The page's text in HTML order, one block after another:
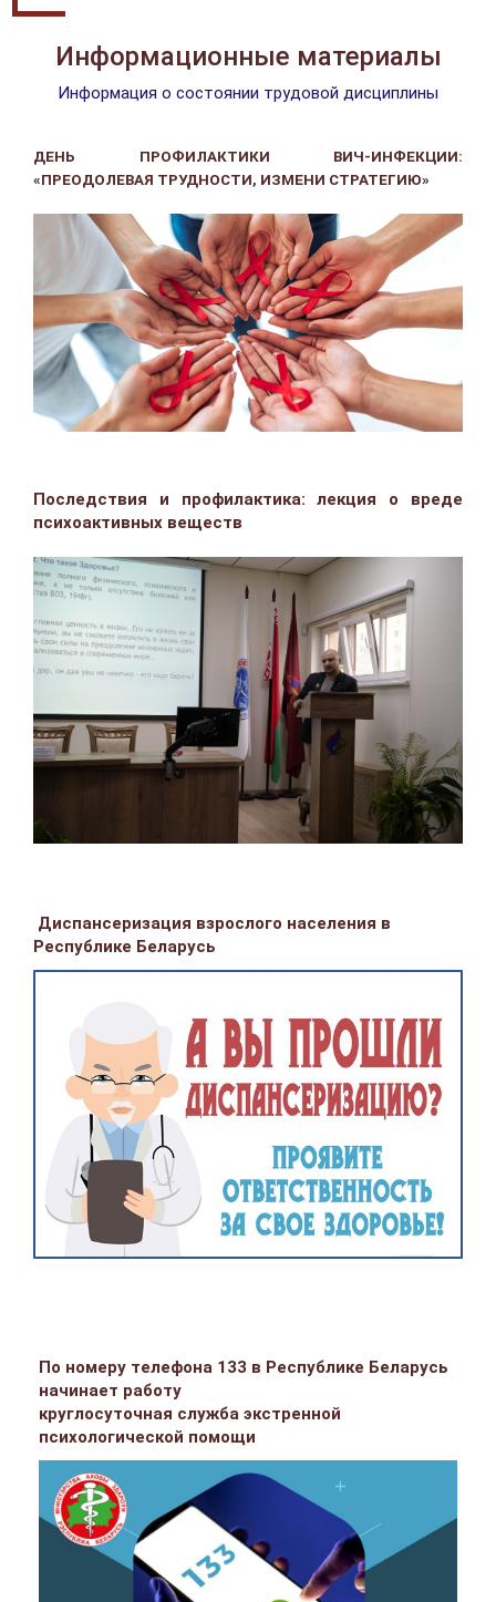
Информационные материалы
Информация о состоянии трудовой дисциплины
ДЕНЬ ПРОФИЛАКТИКИ ВИЧ-ИНФЕКЦИИ:
«ПРЕОДОЛЕВАЯ ТРУДНОСТИ, ИЗМЕНИ СТРАТЕГИЮ»
Последствия и профилактика: лекция о вреде
психоактивных веществ
Диспансеризация взрослого населения в
Республике Беларусь
По номеру телефона 133 в Республике Беларусь
начинает работу
круглосуточная служба экстренной
психологической помощи